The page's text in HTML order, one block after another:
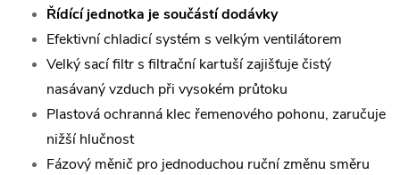
Řídící jednotka je součástí dodávky
Efektivní chladicí systém s velkým ventilátorem
Velký sací filtr s filtrační kartuší zajišťuje čistý
nasávaný vzduch při vysokém průtoku
Plastová ochranná klec řemenového pohonu, zaručuje
nižší hlučnost
Fázový měnič pro jednoduchou ruční změnu směru